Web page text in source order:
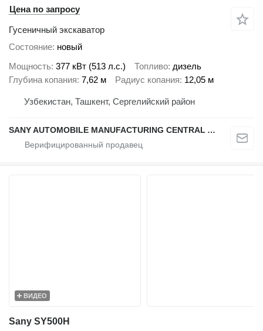
Цена по запросу
Гусеничный экскаватор
Состояние новый
Мощность 377 кВт (513 л.с.) Топливо дизель
Глубина копания 7,62 м Радиус копания 12,05 м
Узбекистан, Ташкент, Сергелийский район
SANY AUTOMOBILE MANUFACTURING CENTRAL ASIA
ВИДЕО
Sany SY500H